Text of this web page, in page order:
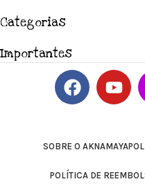
Categorias
Importantes
SOBRE O AKNAMAYA
POLÍTICA DE